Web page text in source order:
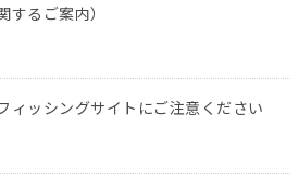
するご案内）
ィッシングサイトにご注意ください